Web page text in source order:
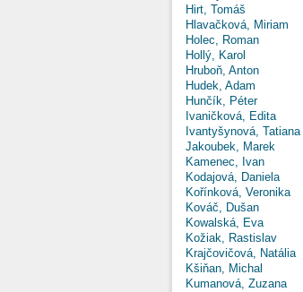
Hirt, Tomáš
Hlavačková, Miriam
Holec, Roman
Hollý, Karol
Hruboň, Anton
Hudek, Adam
Hunčík, Péter
Ivaničková, Edita
Ivantyšynová, Tatiana
Jakoubek, Marek
Kamenec, Ivan
Kodajová, Daniela
Kořínková, Veronika
Kováč, Dušan
Kowalská, Eva
Kožiak, Rastislav
Krajčovičová, Natália
Kšiňan, Michal
Kumanová, Zuzana